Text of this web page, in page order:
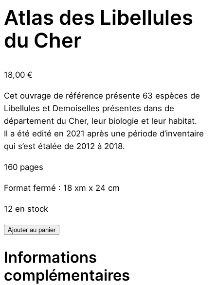
Atlas des Libellules
du Cher
18,00 €
Cet ouvrage de référence présente 63 espèces de
Libellules et Demoiselles présentes dans de
département du Cher, leur biologie et leur habitat.
Il a été edité en 2021 après une période d’inventaire
qui s’est étalée de 2012 à 2018.
160 pages
Format fermé : 18 xm x 24 cm
12 en stock
quantité
Atlas
Libellules
Ajouter au panier
Informations
complémentaires